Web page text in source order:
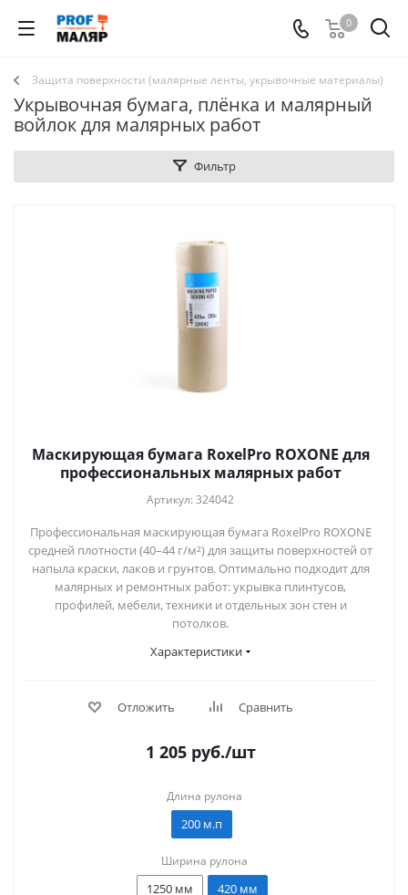
0
Защита поверхности (малярные ленты, укрывочные материалы)
Укрывочная бумага, плёнка и малярный
войлок для малярных работ
Фильтр
Маскирующая бумага RoxelPro ROXONE для
профессиональных малярных работ
Артикул: 324042
Профессиональная маскирующая бумага RoxelPro ROXONE
средней плотности (40–44 г/м²) для защиты поверхностей от
напыла краски, лаков и грунтов. Оптимально подходит для
малярных и ремонтных работ: укрывка плинтусов,
профилей, мебели, техники и отдельных зон стен и
потолков.
Характеристики
Отложить Сравнить
1 205 руб./шт
Длина рулона
200 м.п
Ширина рулона
1250 мм
420 мм